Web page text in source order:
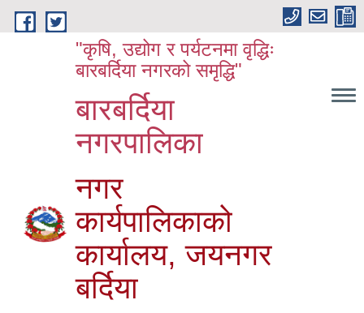
Skip to main content
"कृषि, उद्योग र पर्यटनमा वृद्धिः
बारबर्दिया नगरको समृद्धि"
बारबर्दिया
नगरपालिका
नगर
कार्यपालिकाको
कार्यालय, जयनगर
बर्दिया